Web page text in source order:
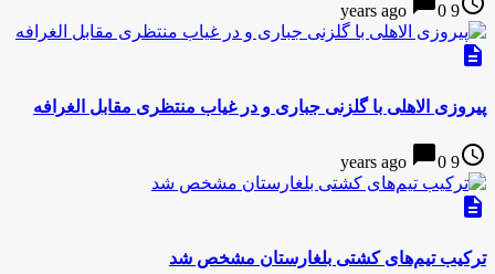
9 years ago
0
description
پیروزی الاهلی با گلزنی جباری و در غیاب منتظری مقابل الغرافه
access_time
9 years ago
chat_bubble0
description
ترکیب تیم‌های کشتی بلغارستان مشخص شد